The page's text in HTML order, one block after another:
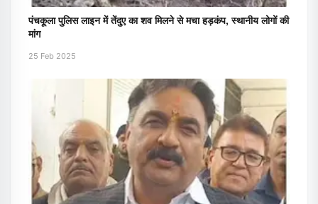
पंचकूला पुलिस लाइन में तेंदुए का शव मिलने से मचा हड़कंप, स्थानीय लोगों की
मांग
25 Feb 2025